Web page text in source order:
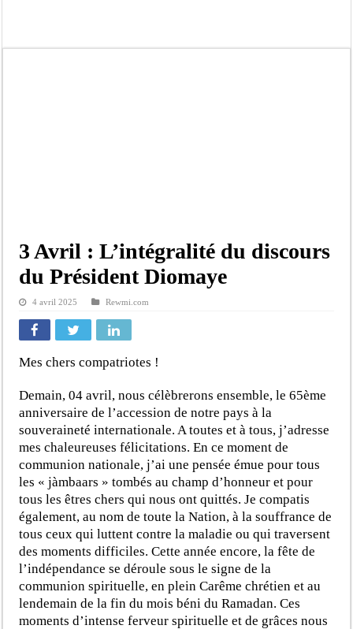
3 Avril : L’intégralité du discours
du Président Diomaye
4 avril 2025 Rewmi.com
Mes chers compatriotes !
Demain, 04 avril, nous célèbrerons ensemble, le 65ème
anniversaire de l’accession de notre pays à la
souveraineté internationale. A toutes et à tous, j’adresse
mes chaleureuses félicitations. En ce moment de
communion nationale, j’ai une pensée émue pour tous
les « jàmbaars » tombés au champ d’honneur et pour
tous les êtres chers qui nous ont quittés. Je compatis
également, au nom de toute la Nation, à la souffrance de
tous ceux qui luttent contre la maladie ou qui traversent
des moments difficiles. Cette année encore, la fête de
l’indépendance se déroule sous le signe de la
communion spirituelle, en plein Carême chrétien et au
lendemain de la fin du mois béni du Ramadan. Ces
moments d’intense ferveur spirituelle et de grâces nous